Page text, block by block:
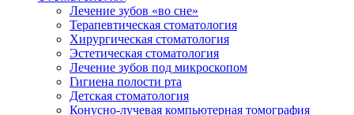
Лечение зубов «во сне»
Терапевтическая стоматология
Хирургическая стоматология
Эстетическая стоматология
Лечение зубов под микроскопом
Гигиена полости рта
Детская стоматология
Конусно-лучевая компьютерная томография